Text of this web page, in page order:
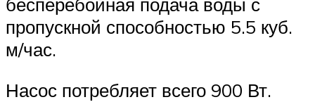
пропускной способностью 5.5 куб.
м/час.
Насос потребляет всего 900 Вт.